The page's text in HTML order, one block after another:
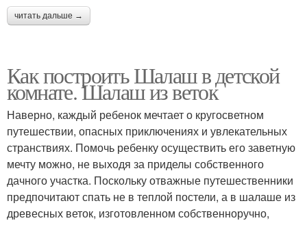
читать дальше →
Как построить Шалаш в детской
комнате. Шалаш из веток
Наверно, каждый ребенок мечтает о кругосветном
путешествии, опасных приключениях и увлекательных
странствиях. Помочь ребенку осуществить его заветную
мечту можно, не выходя за приделы собственного
дачного участка. Поскольку отважные путешественники
предпочитают спать не в теплой постели, а в шалаше из
древесных веток, изготовленном собственноручно,